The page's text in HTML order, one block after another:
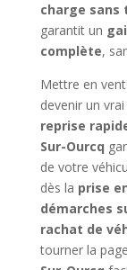
charge sans
garantit un
complète,
Mettre en
devenir un
reprise
Sur-Ourcq
de votre
dès la prise
démarches
rachat de
tourner la